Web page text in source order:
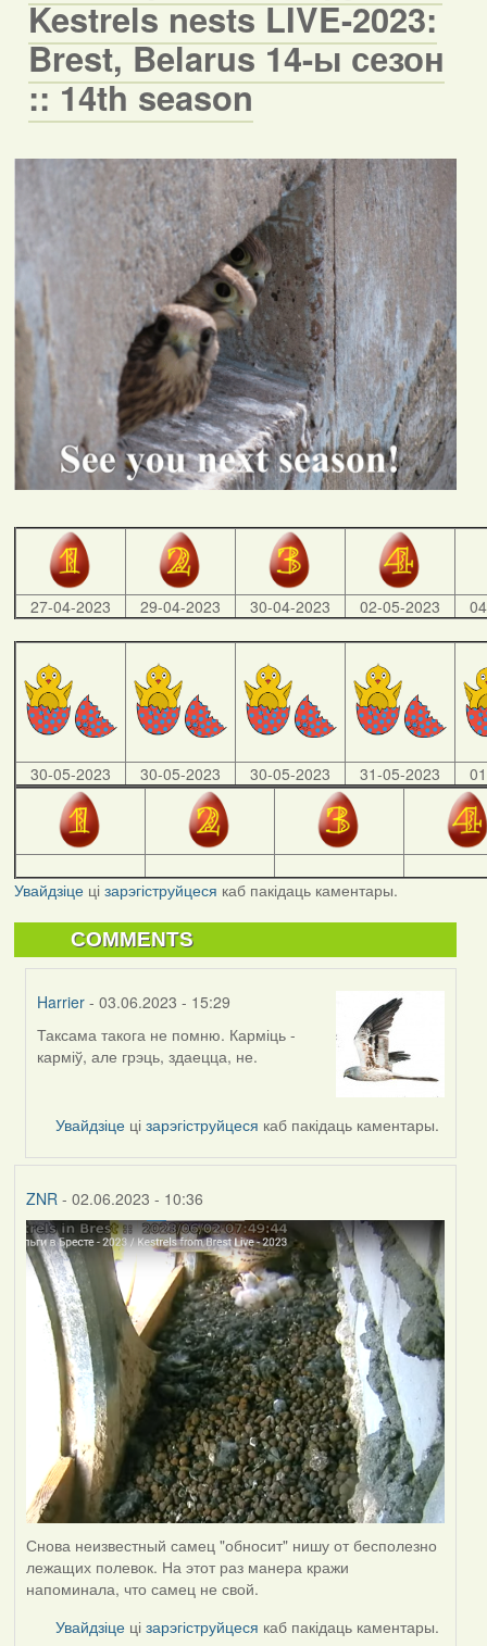
Kestrels nests LIVE-2023:
Brest, Belarus 14-ы сезон
:: 14th season
27-04-2023 29-04-2023 30-04-2023 02-05-2023
30-05-2023 30-05-2023 30-05-2023 31-05-2023
Увайдзіцеці зарэгіструйцеся каб пакідаць каментары.
COMMENTS
Harrier - 03.06.2023 - 15:29
In
reply
ZNR
Таксама такога не помню. Карміць -
карміў, але грэць, здаецца, не.
Увайдзіце цізарэгіструйцеся каб пакідаць каментары.
ZNR- 02.06.2023 - 10:36
Снова неизвестный самец "обносит" нишу от бесполезно
лежащих полевок. На этот раз манера кражи
напоминала, что самец не свой.
Увайдзіце цізарэгіструйцеся каб пакідаць каментары.